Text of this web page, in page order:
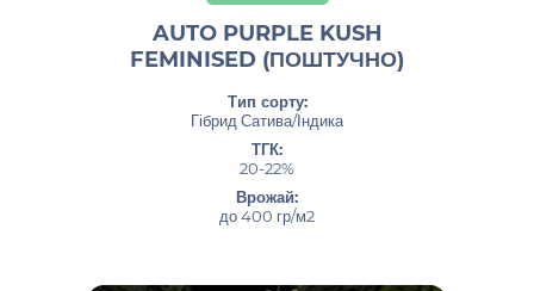
AUTO PURPLE KUSH
FEMINISED (ПОШТУЧНО)
Тип сорту:
Гібрид Сатива/Індика
ТГК:
20-22%
Врожай:
до 400 гр/м2